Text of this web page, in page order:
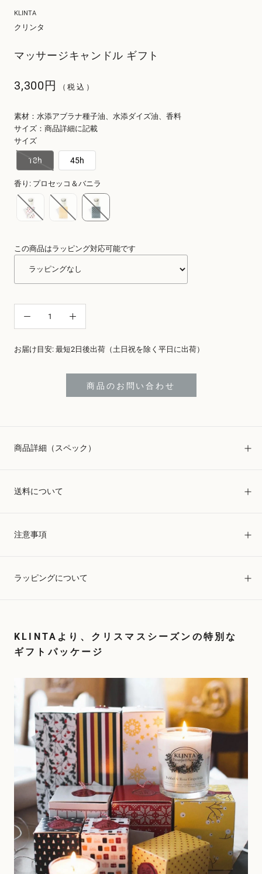
KLINTA
クリンタ
マッサージキャンドル ギフト
3,300円 （税込）
素材：水添アブラナ種子油、水添ダイズ油、香料
サイズ：商品詳細に記載
サイズ
18h 45h
香り : プロセッコ＆バニラ
この商品はラッピング対応可能です
お届け目安: 最短2日後出荷（土日祝を除く平日に出荷）
商品のお問い合わせ
商品詳細（スペック）
送料について
注意事項
ラッピングについて
KLINTAより、クリスマスシーズンの特別な
ギフトパッケージ